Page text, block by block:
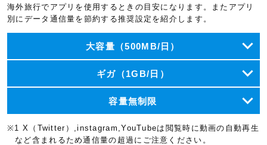
海外旅行でアプリを使用するときの目安になります。またアプリ
別にデータ通信量を節約する推奨設定を紹介します。
大容量（500MB/日）
ギガ（1GB/日）
容量無制限
※1 X（Twitter）,instagram,YouTubeは閲覧時に動画の自動再生
など含まれるため通信量の超過にご注意ください。